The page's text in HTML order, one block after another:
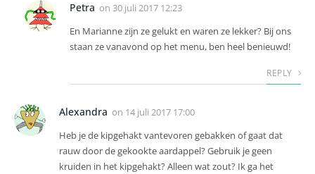
Petra on 30 juli 2017 12:23
En Marianne zijn ze gelukt en waren ze lekker? Bij ons
staan ze vanavond op het menu, ben heel benieuwd!
REPLY
Alexandra on 14 juli 2017 17:00
Heb je de kipgehakt vantevoren gebakken of gaat dat
rauw door de gekookte aardappel? Gebruik je geen
kruiden in het kipgehakt? Alleen wat zout? Ik ga het